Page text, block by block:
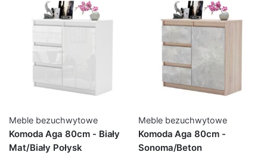
Meble bezuchwytowe
Komoda Aga 80cm - Biały
Mat/Biały Połysk
Meble bezuchwytowe
Komoda Aga 80cm -
Sonoma/Beton